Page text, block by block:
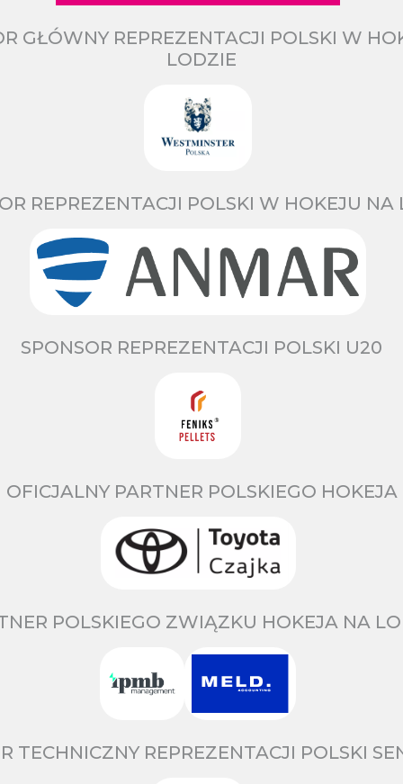
GŁÓWNY REPREZENTACJI POLSKI W
LODZIE
REPREZENTACJI POLSKI W HOKEJU NA
SPONSOR REPREZENTACJI POLSKI U20
OFICJALNY PARTNER POLSKIEGO HOKEJA
POLSKIEGO ZWIĄZKU HOKEJA NA
TECHNICZNY REPREZENTACJI POLSKI